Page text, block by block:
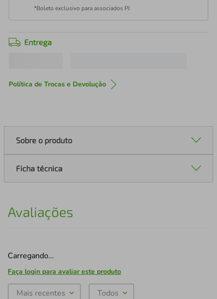
*Boleto exclusivo para associados PJ
Entrega
Política de Trocas e Devolução
Sobre o produto
Ficha técnica
Avaliações
Carregando…
Faça login para avaliar este produto
Mais recentes Todos